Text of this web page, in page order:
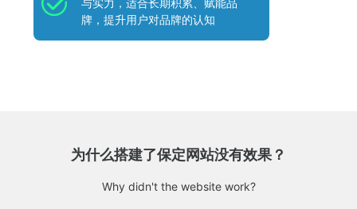
与实力，适合长期积累、赋能品
牌，提升用户对品牌的认知
为什么搭建了保定网站没有效果？
Why didn't the website work?